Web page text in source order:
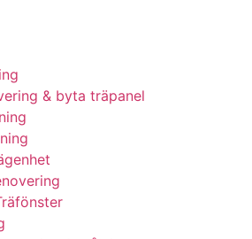
& byta träpanel